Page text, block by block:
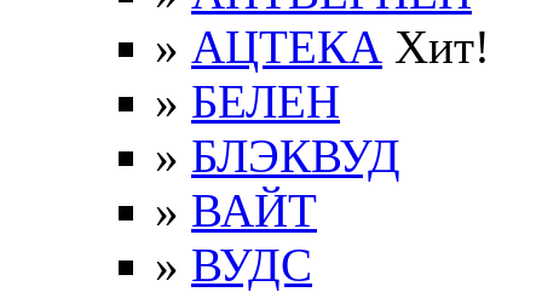
» АЦТЕКА Хит!
» БЕЛЕН
» БЛЭКВУД
» ВАЙТ
» ВУДС